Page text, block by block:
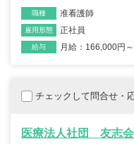
職種 准看護師
雇用形態 正社員
給与 月給：166,000円
チェックして問合せ・
医療法人社団 友志